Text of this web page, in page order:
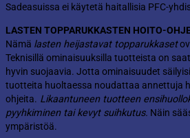
Sadeasuissa ei käytetä haitallisia PFC-
LASTEN TOPPARUKKASTEN HOITO-
Nämä lasten heijastavat topparukkaset
Teknisillä ominaisuuksilla tuotteista on
hyvin suojaavia. Jotta ominaisuudet
tuotteita huoltaessa noudattaa annettuja
ohjeita. Likaantuneen tuotteen
pyyhkiminen tai kevyt suihkutus. Näin
ympäristöä.